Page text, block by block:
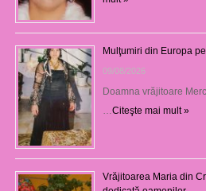
Mulţumiri din Europa
09/08/2026
Doamna vrăjitoare
…Citeşte mai mult »
Vrăjitoarea Maria din